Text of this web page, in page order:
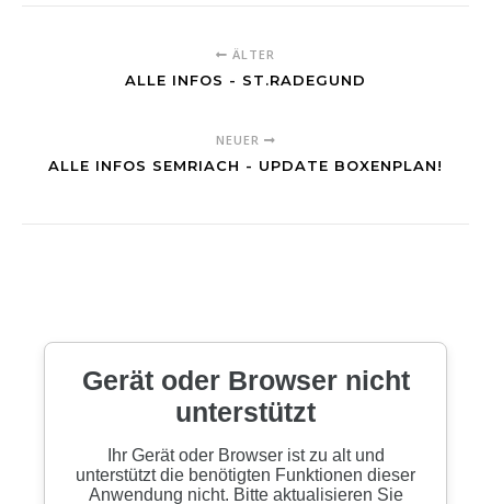
ÄLTER
ALLE INFOS - ST.RADEGUND
NEUER
ALLE INFOS SEMRIACH - UPDATE BOXENPLAN!